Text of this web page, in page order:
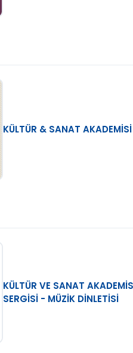
KÜLTÜR & SANAT
KÜLTÜR VE SANAT
SERGİSİ - MÜZİK DİNLETİSİ